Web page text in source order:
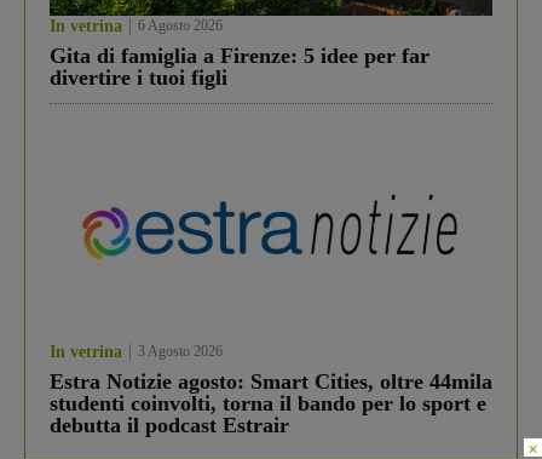
In vetrina 6 Agosto 2026
Gita di famiglia a Firenze: 5 idee per far
divertire i tuoi figli
In vetrina 3 Agosto 2026
Estra Notizie agosto: Smart Cities, oltre 44mila
studenti coinvolti, torna il bando per lo sport e
debutta il podcast Estrair
×